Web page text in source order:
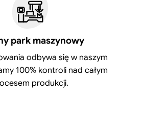
park maszynowy
odbywa się w naszym
100% kontroli nad całym
produkcji.